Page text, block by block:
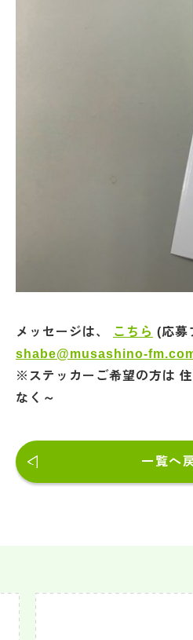
メッセージは、 こちら (応募
shabe@musashino-
※ステッカーご希望の方は
なく～
一覧へ